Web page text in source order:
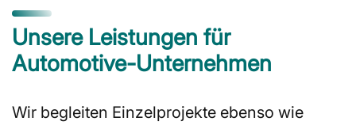
Unsere Leistungen für
Automotive-Unternehmen
Wir begleiten Einzelprojekte ebenso wie